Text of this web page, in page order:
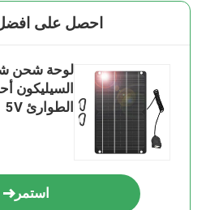
احصل على
لوحة شحن
الطوارئ 5V
استمر